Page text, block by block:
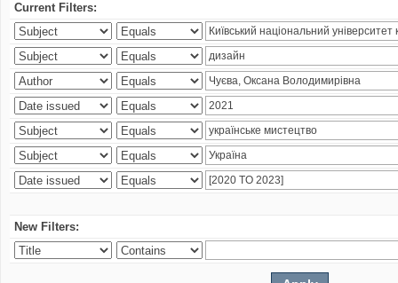
Current Filters:
New Filters: